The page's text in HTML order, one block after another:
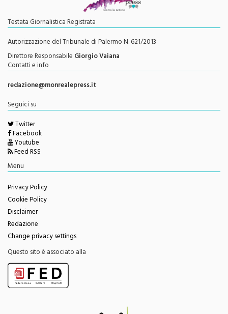
Testata Giornalistica Registrata
Autorizzazione del Tribunale di Palermo N. 621/2013
Direttore ResponsabileGiorgio Vaiana
Contatti e info
redazione@monrealepress.it
Twitter
Facebook
Youtube
Feed RSS
Menu
Privacy Policy
Cookie Policy
Disclaimer
Redazione
Change privacy settings
Questo sito è associato alla